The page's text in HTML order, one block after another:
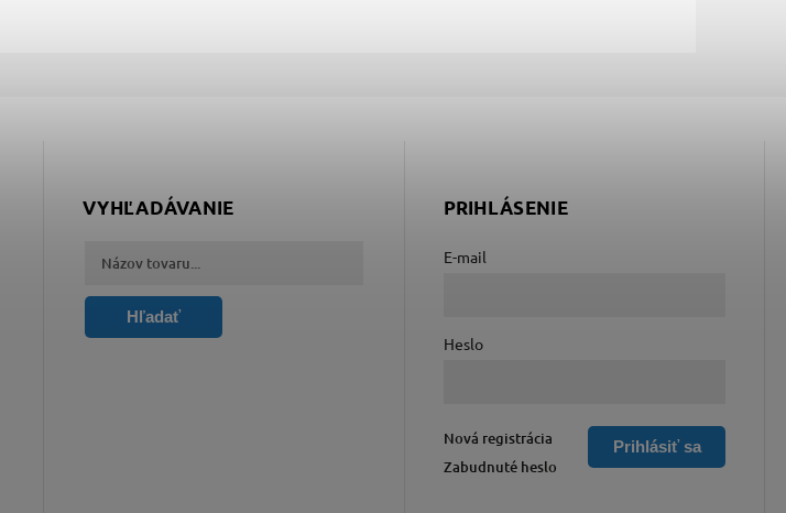
VYHĽADÁVANIE
Hľadať
PRIHLÁSENIE
E-mail
Heslo
Prihlásiť sa
Nová registrácia
Zabudnuté heslo